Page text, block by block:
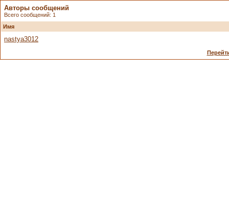
Авторы сообщений
Всего сообщений: 1
Имя
nastya3012